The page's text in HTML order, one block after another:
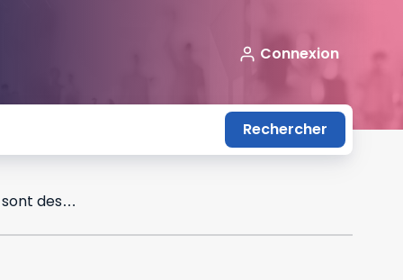
Connexion
Rechercher
Les stock-options attribuées à un époux marié sous la communauté légale sont des biens propres